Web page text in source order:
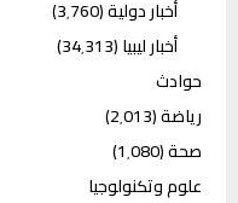
أخبار دولية(3٬760)
أخبار ليبيا(34٬313)
حوادث
رياضة(2٬013)
صحة(1٬080)
علوم وتكنولوجيا